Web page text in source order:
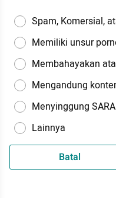
Spam, Komersial,
Memiliki unsur
Membahayakan
Mengandung
Menyinggung SARA
Lainnya
Batal